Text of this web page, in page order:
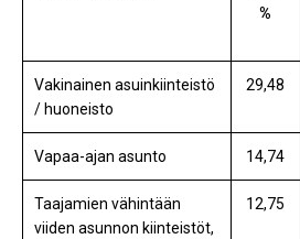
%
Vakinainen asuinkiinteistö
/ huoneisto
29,48
Vapaa-ajan asunto 14,74
Taajamien vähintään
viiden asunnon kiinteistöt,
12,75